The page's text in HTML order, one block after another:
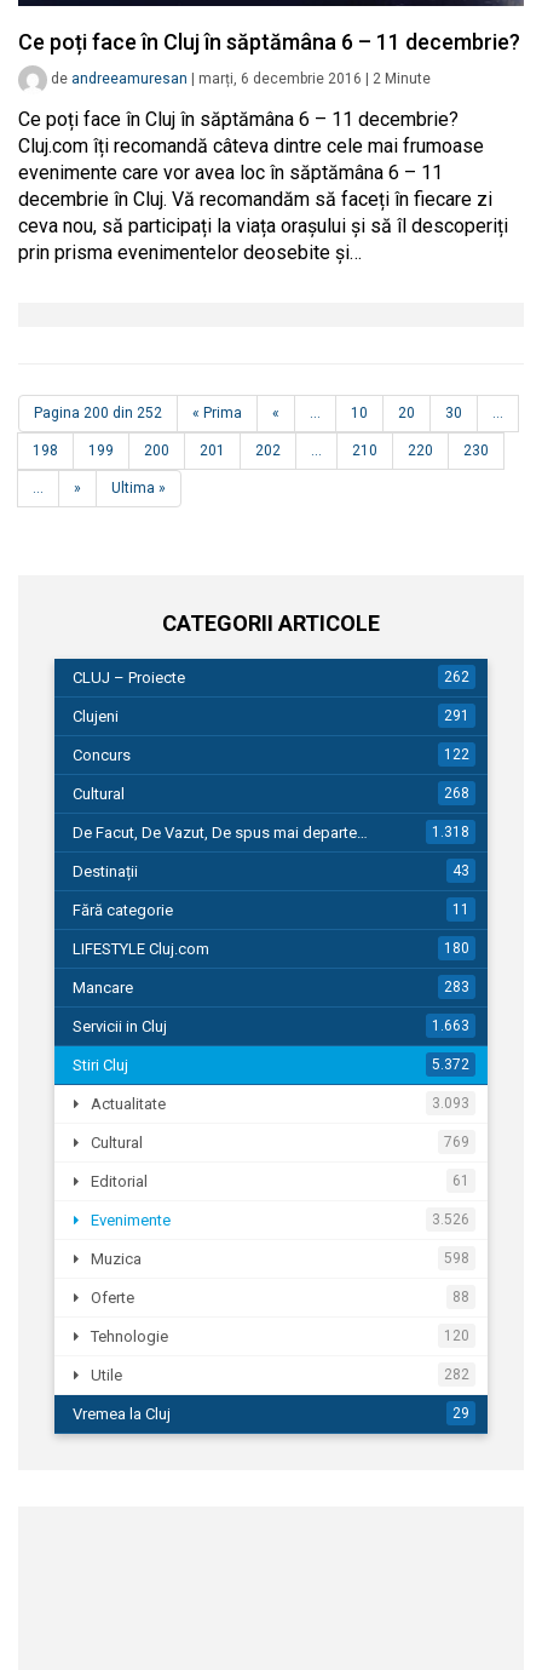
Ce poți face în Cluj în săptămâna 6 – 11 decembrie?
de andreeamuresan marți, 6 decembrie 2016 2 Minute
Ce poți face în Cluj în săptămâna 6 – 11 decembrie?
Cluj.com îți recomandă câteva dintre cele mai frumoase
evenimente care vor avea loc în săptămâna 6 – 11
decembrie în Cluj. Vă recomandăm să faceți în fiecare zi
ceva nou, să participați la viața orașului și să îl descoperiți
prin prisma evenimentelor deosebite și…
Pagina 200 din 252 « Prima « 10 20 30
198 199 200 201 202 210 220 230
» Ultima »
CATEGORII ARTICOLE
CLUJ – Proiecte 262
Clujeni 291
Concurs 122
Cultural 268
De Facut, De Vazut, De spus mai departe… 1.318
Destinații 43
Fără categorie 11
LIFESTYLE Cluj.com 180
Mancare 283
Servicii in Cluj 1.663
Stiri Cluj 5.372
Actualitate 3.093
Cultural 769
Editorial 61
Evenimente 3.526
Muzica 598
Oferte 88
Tehnologie 120
Utile 282
Vremea la Cluj 29